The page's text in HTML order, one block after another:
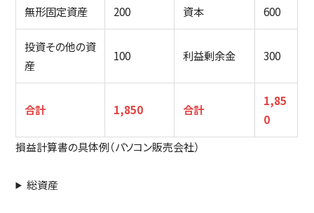
無形固定資産 200 資本 600
投資その他の資
産
100 利益剰余金 300
合計 1,850 合計
1,85
0
損益計算書の具体例（パソコン販売会社）
総資産